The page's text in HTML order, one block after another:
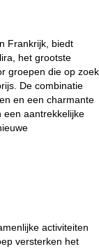
Frankrijk, biedt
het grootste
groepen die op zoek
De combinatie
en een charmante
een aantrekkelijke
activiteiten
versterken het